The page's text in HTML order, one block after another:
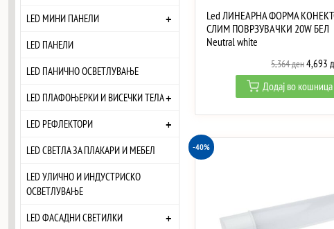
LED МИНИ ПАНЕЛИ
+
LED ПАНЕЛИ
LED ПАНИЧНО ОСВЕТЛУВАЊЕ
LED ПЛАФОЊЕРКИ И ВИСЕЧКИ ТЕЛА+
LED РЕФЛЕКТОРИ +
LED СВЕТЛА ЗА ПЛАКАРИ И МЕБЕЛ
LED УЛИЧНО И ИНДУСТРИСКО
ОСВЕТЛУВАЊЕ
LED ФАСАДНИ СВЕТИЛКИ
+
Led ЛИНЕАРНА ФОРМА
СЛИМ ПОВРЗУВАЧКИ 20W БЕЛ
Neutral white
5,364денOriginal
price
was:
4,693
Додај во кошница
-40%